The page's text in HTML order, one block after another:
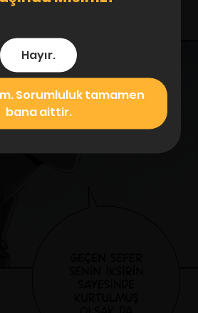
Hayır.
Sorumluluk tamamen
bana aittir.